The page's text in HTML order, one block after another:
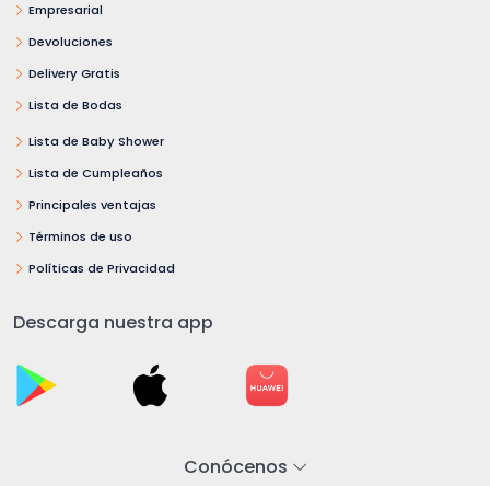
Empresarial
Devoluciones
Delivery Gratis
Lista de Bodas
Lista de Baby Shower
Lista de Cumpleaños
Principales ventajas
Términos de uso
Políticas de Privacidad
Descarga nuestra app
Conócenos